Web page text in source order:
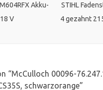
Akku-
V
STIHL
4 gezahnt
“McCulloch 00096-
schwarzorange”